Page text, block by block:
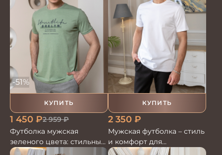
КУПИТЬ
-51%
1 450 ₽2 959₽
Футболка мужская
зеленого цвета: стильный
выбор для любого случая
КУПИТЬ
2 350 ₽
Мужская футболка – стиль
и комфорт для
повседневной жизни